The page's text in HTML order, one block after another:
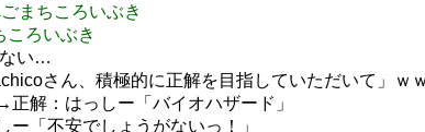
まちころいぶき
ころいぶき
ない…
さん、積極的に正解を目指していただいて」ｗ
解：はっしー「バイオハザード」
「不安でしょうがないっ！」